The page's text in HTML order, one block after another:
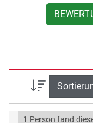
1 Person fand